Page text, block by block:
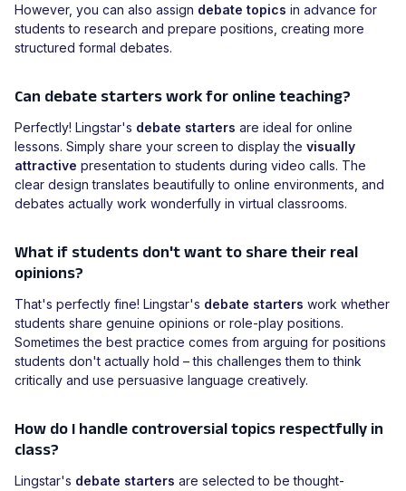
However, you can also assign debate topics in advance for
students to research and prepare positions, creating more
structured formal debates.
Can debate starters work for online teaching?
Perfectly! Lingstar's debate starters are ideal for online
lessons. Simply share your screen to display the visually
attractive presentation to students during video calls. The
clear design translates beautifully to online environments, and
debates actually work wonderfully in virtual classrooms.
What if students don't want to share their real
opinions?
That's perfectly fine! Lingstar's debate starters work whether
students share genuine opinions or role-play positions.
Sometimes the best practice comes from arguing for positions
students don't actually hold – this challenges them to think
critically and use persuasive language creatively.
How do I handle controversial topics respectfully in
class?
Lingstar's debate starters are selected to be thought-